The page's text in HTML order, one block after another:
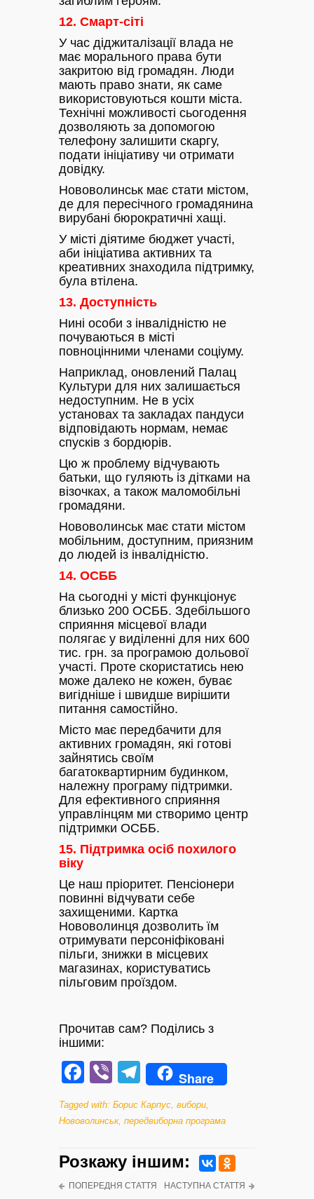
12. Смарт-сіті
У час діджиталізації влада не
має морального права бути
закритою від громадян. Люди
мають право знати, як саме
використовуються кошти міста.
Технічні можливості сьогодення
дозволяють за допомогою
телефону залишити скаргу,
подати ініціативу чи отримати
довідку.
Нововолинськ має стати містом,
де для пересічного громадянина
вирубані бюрократичні хащі.
У місті діятиме бюджет участі,
аби ініціатива активних та
креативних знаходила підтримку,
була втілена.
13. Доступність
Нині особи з інвалідністю не
почуваються в місті
повноцінними членами соціуму.
Наприклад, оновлений Палац
Культури для них залишається
недоступним. Не в усіх
установах та закладах пандуси
відповідають нормам, немає
спусків з бордюрів.
Цю ж проблему відчувають
батьки, що гуляють із дітками на
візочках, а також маломобільні
громадяни.
Нововолинськ має стати містом
мобільним, доступним, приязним
до людей із інвалідністю.
14. ОСББ
На сьогодні у місті функціонує
близько 200 ОСББ. Здебільшого
сприяння місцевої влади
полягає у виділенні для них 600
тис. грн. за програмою дольової
участі. Проте скористатись нею
може далеко не кожен, буває
вигідніше і швидше вирішити
питання самостійно.
Місто має передбачити для
активних громадян, які готові
зайнятись своїм
багатоквартирним будинком,
належну програму підтримки.
Для ефективного сприяння
управлінцям ми створимо центр
підтримки ОСББ.
15. Підтримка осіб похилого
віку
Це наш пріоритет. Пенсіонери
повинні відчувати себе
захищеними. Картка
Нововолинця дозволить їм
отримувати персоніфіковані
пільги, знижки в місцевих
магазинах, користуватись
пільговим проїздом.
Прочитав сам? Поділись з
іншими:
Facebook
ViberTelegram
Share
Tagged with: Борис Карпус, вибори,
Нововолинськ, передвиборна програма
Розкажу iншим:
ПОПЕРЕДНЯ СТАТТЯ НАСТУПНА СТАТТЯ